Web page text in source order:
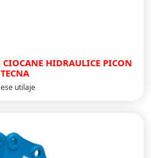
HIDRAULICE PICON
TECNA
utilaje